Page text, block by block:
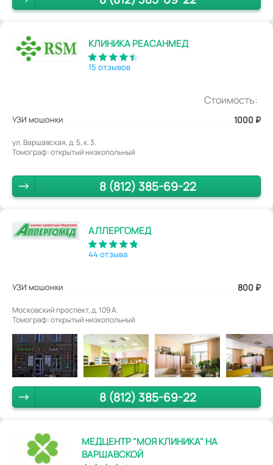
КЛИНИКА РЕАСАНМЕД
15 отзывов
Стоимость:
УЗИ мошонки 1000 ₽
ул. Варшавская, д. 5, к. 3.
Томограф: открытый низкопольный
8 (812) 385-69-22
АЛЛЕРГОМЕД
44 отзыва
УЗИ мошонки 800 ₽
Московский проспект, д. 109 А.
Томограф: открытый низкопольный
8 (812) 385-69-22
МЕДЦЕНТР "МОЯ КЛИНИКА" НА
ВАРШАВСКОЙ